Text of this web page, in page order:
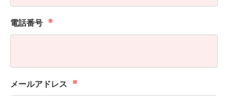
電話番号 ※
メールアドレス ※